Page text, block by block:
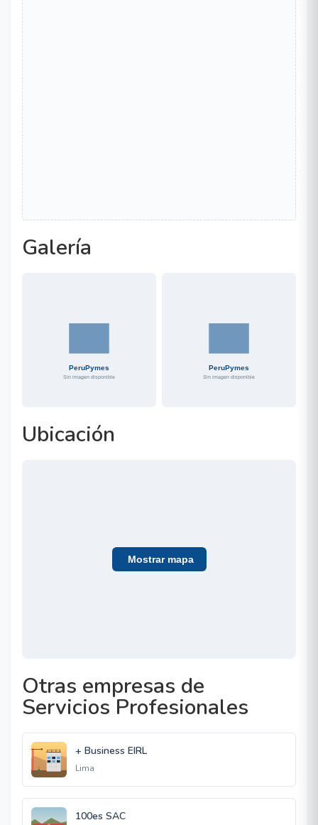
Galería
Ubicación
Mostrar mapa
Otras empresas de
Servicios Profesionales
+ Business EIRL
Lima
100es SAC